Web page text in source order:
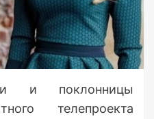
и поклонницы
телепроекта